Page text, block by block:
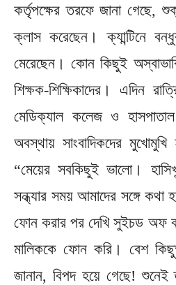
কর্তৃপক্ষের তরফে জানা গেছে,
ক্লাস করেছেন। ক্যান্টিনে
মেরেছেন। কোন কিছুই
শিক্ষক-শিক্ষিকাদের। এদিন
মেডিক্যাল কলেজ ও
অবস্থায় সাংবাদিকদের মুখোমুখি
“মেয়ের সবকিছুই ভালো।
সন্ধ্যার সময় আমাদের সঙ্গে কথা
ফোন করার পর দেখি সুইচড অফ
মালিককে ফোন করি। বেশ
জানান, বিপদ হয়ে গেছে! শুনেই